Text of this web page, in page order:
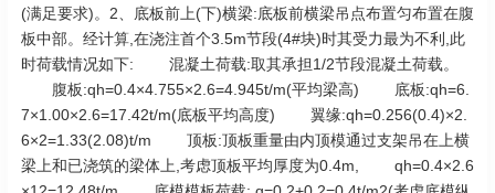
(满足要求)。2、底板前上(下)横梁:底板前横梁吊点布置匀布置在腹
板中部。经计算,在浇注首个3.5m节段(4#块)时其受力最为不利,此
时荷载情况如下: 混凝土荷载:取其承担1/2节段混凝土荷载。
腹板:qh=0.4×4.755×2.6=4.945t/m(平均梁高) 底板:qh=6.
7×1.00×2.6=17.42t/m(底板平均高度) 翼缘:qh=0.256(0.4)×2.
6×2=1.33(2.08)t/m 顶板:顶板重量由内顶模通过支架吊在上横
梁上和已浇筑的梁体上,考虑顶板平均厚度为0.4m, qh=0.4×2.6